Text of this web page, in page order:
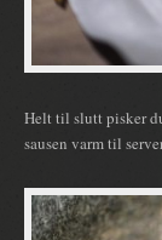
Helt til slutt pisker
sausen varm til